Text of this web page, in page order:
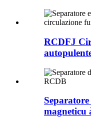
RCDFJ
magneticu